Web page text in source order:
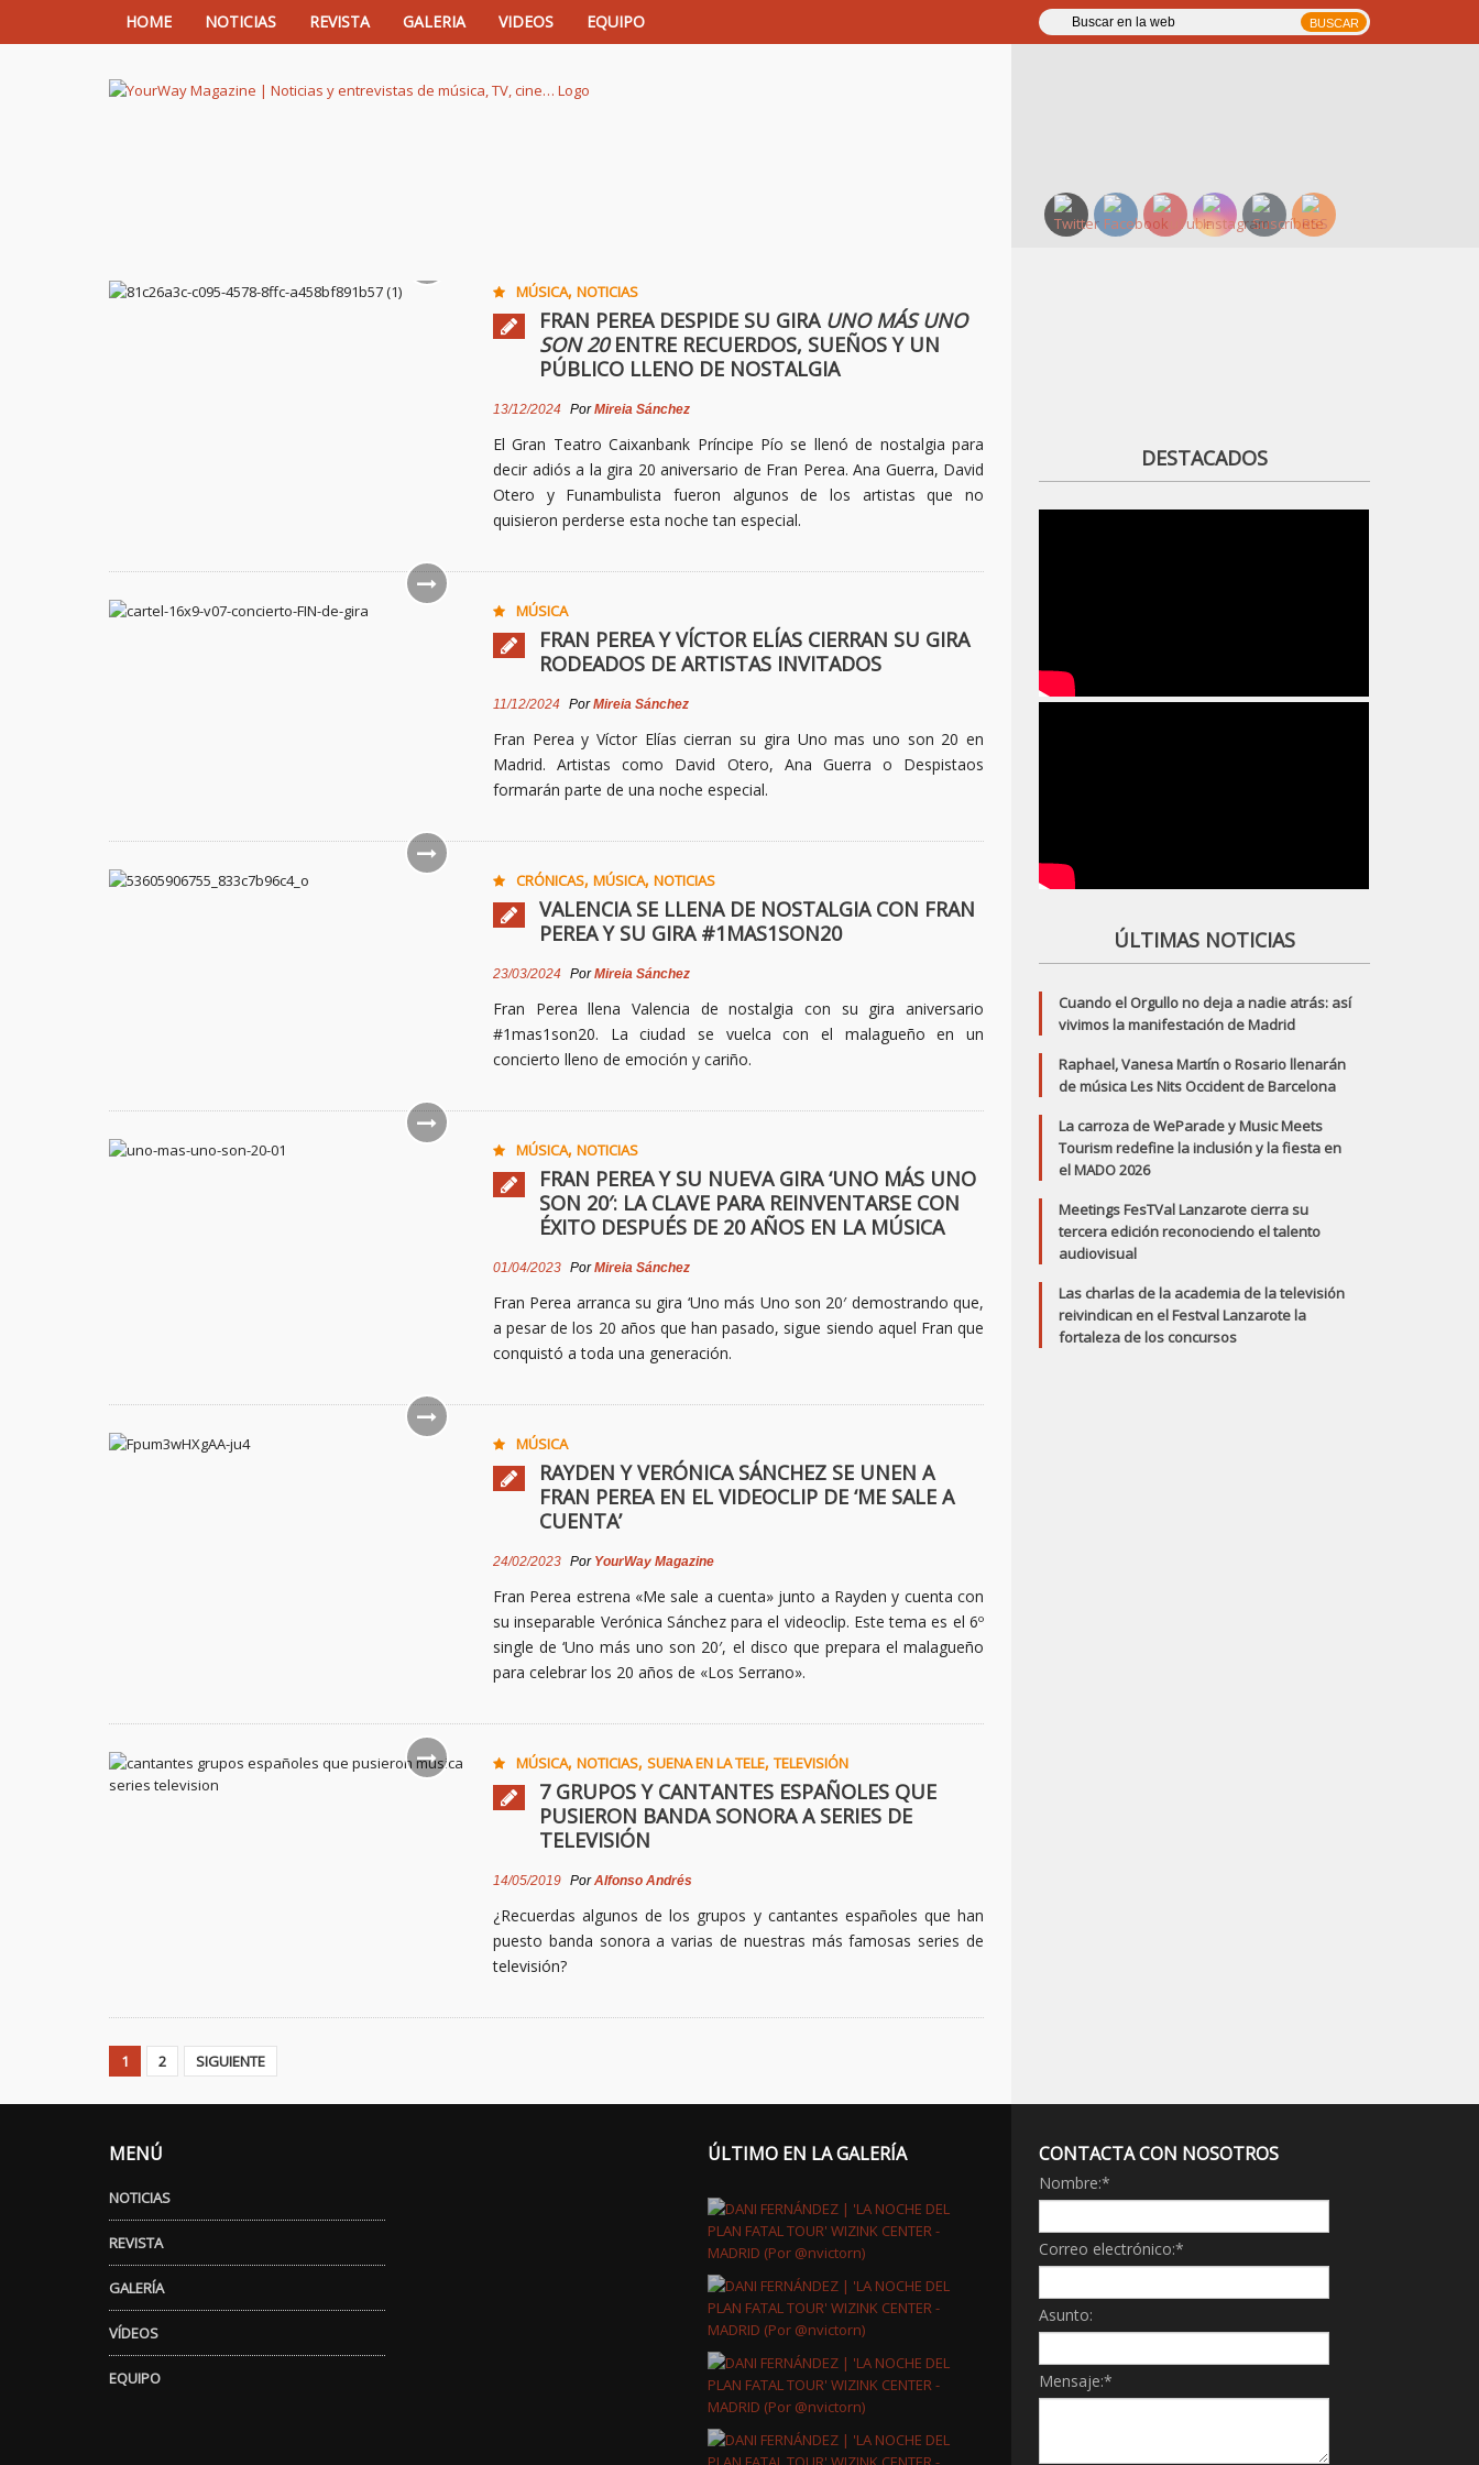
HOME NOTICIAS REVISTA GALERIA VIDEOS EQUIPO
MÚSICA, NOTICIAS
FRAN PEREA DESPIDE SU GIRA UNO MÁS UNO
SON 20 ENTRE RECUERDOS, SUEÑOS Y UN
PÚBLICO LLENO DE NOSTALGIA
13/12/2024 PorMireia Sánchez
El Gran Teatro Caixanbank Príncipe Pío se llenó de nostalgia para
decir adiós a la gira 20 aniversario de Fran Perea. Ana Guerra, David
Otero y Funambulista fueron algunos de los artistas que no
quisieron perderse esta noche tan especial.
MÚSICA
FRAN PEREA Y VÍCTOR ELÍAS CIERRAN SU GIRA
RODEADOS DE ARTISTAS INVITADOS
11/12/2024 PorMireia Sánchez
Fran Perea y Víctor Elías cierran su gira Uno mas uno son 20 en
Madrid. Artistas como David Otero, Ana Guerra o Despistaos
formarán parte de una noche especial.
CRÓNICAS, MÚSICA, NOTICIAS
VALENCIA SE LLENA DE NOSTALGIA CON FRAN
PEREA Y SU GIRA #1MAS1SON20
23/03/2024 PorMireia Sánchez
Fran Perea llena Valencia de nostalgia con su gira aniversario
#1mas1son20. La ciudad se vuelca con el malagueño en un
concierto lleno de emoción y cariño.
MÚSICA, NOTICIAS
FRAN PEREA Y SU NUEVA GIRA ‘UNO MÁS UNO
SON 20′: LA CLAVE PARA REINVENTARSE CON
ÉXITO DESPUÉS DE 20 AÑOS EN LA MÚSICA
01/04/2023 PorMireia Sánchez
Fran Perea arranca su gira ‘Uno más Uno son 20′ demostrando que,
a pesar de los 20 años que han pasado, sigue siendo aquel Fran que
conquistó a toda una generación.
MÚSICA
RAYDEN Y VERÓNICA SÁNCHEZ SE UNEN A
FRAN PEREA EN EL VIDEOCLIP DE ‘ME SALE A
CUENTA’
24/02/2023 Por YourWay Magazine
Fran Perea estrena «Me sale a cuenta» junto a Rayden y cuenta con
su inseparable Verónica Sánchez para el videoclip. Este tema es el 6º
single de ‘Uno más uno son 20′, el disco que prepara el malagueño
para celebrar los 20 años de «Los Serrano».
MÚSICA, NOTICIAS, SUENA EN LA TELE, TELEVISIÓN
7 GRUPOS Y CANTANTES ESPAÑOLES QUE
PUSIERON BANDA SONORA A SERIES DE
TELEVISIÓN
14/05/2019 PorAlfonso Andrés
¿Recuerdas algunos de los grupos y cantantes españoles que han
puesto banda sonora a varias de nuestras más famosas series de
televisión?
1 2 SIGUIENTE
DESTACADOS
ÚLTIMAS NOTICIAS
Cuando el Orgullo no deja a nadie atrás: así
vivimos la manifestación de Madrid
Raphael, Vanesa Martín o Rosario llenarán
de música Les Nits Occident de Barcelona
La carroza de WeParade y Music Meets
Tourism redefine la inclusión y la fiesta en
el MADO 2026
Meetings FesTVal Lanzarote cierra su
tercera edición reconociendo el talento
audiovisual
Las charlas de la academia de la televisión
reivindican en el Festval Lanzarote la
fortaleza de los concursos
MENÚ
NOTICIAS
REVISTA
GALERÍA
VÍDEOS
EQUIPO
ÚLTIMO EN LA GALERÍA CONTACTA CON NOSOTROS
Nombre:*
Correo electrónico:*
Asunto:
Mensaje:*